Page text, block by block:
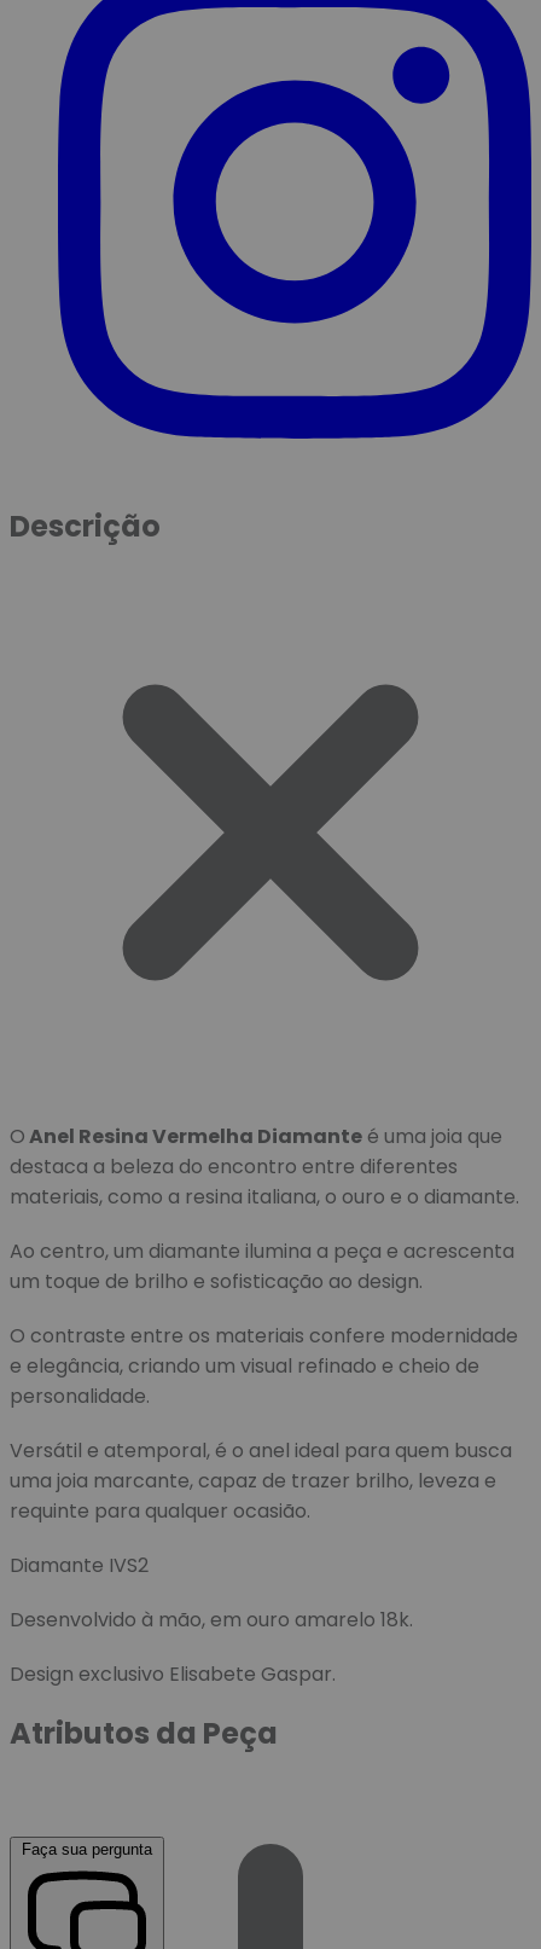
Descrição
OAnel Resina Vermelha Diamante é uma joia que
destaca a beleza do encontro entre diferentes
materiais, como a resina italiana, o ouro e o diamante.
Ao centro, um diamante ilumina a peça e acrescenta
um toque de brilho e sofisticação ao design.
O contraste entre os materiais confere modernidade
e elegância, criando um visual refinado e cheio de
personalidade.
Versátil e atemporal, é o anel ideal para quem busca
uma joia marcante, capaz de trazer brilho, leveza e
requinte para qualquer ocasião.
Diamante IVS2
Desenvolvido à mão, em ouro amarelo 18k.
Design exclusivo Elisabete Gaspar.
Atributos da Peça
Faça sua pergunta